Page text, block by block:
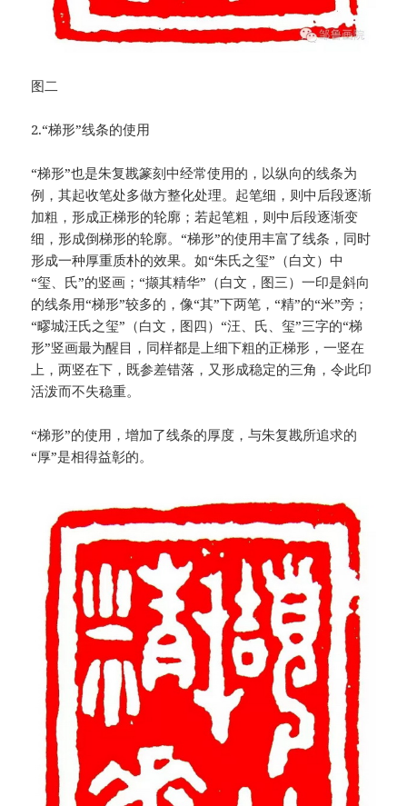
图二
2.“梯形”线条的使用
“梯形”也是朱复戡篆刻中经常使用的，以纵向的线条为
例，其起收笔处多做方整化处理。起笔细，则中后段逐渐
加粗，形成正梯形的轮廓；若起笔粗，则中后段逐渐变
细，形成倒梯形的轮廓。“梯形”的使用丰富了线条，同时
形成一种厚重质朴的效果。如“朱氏之玺”（白文）中
“玺、氏”的竖画；“撷其精华”（白文，图三）一印是斜向
的线条用“梯形”较多的，像“其”下两笔，“精”的“米”旁；
“疁城汪氏之玺”（白文，图四）“汪、氏、玺”三字的“梯
形”竖画最为醒目，同样都是上细下粗的正梯形，一竖在
上，两竖在下，既参差错落，又形成稳定的三角，令此印
活泼而不失稳重。
“梯形”的使用，增加了线条的厚度，与朱复戡所追求的
“厚”是相得益彰的。